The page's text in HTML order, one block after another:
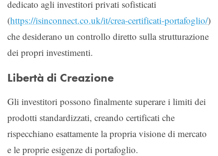
dedicato agli investitori privati sofisticati
(https://isinconnect.co.uk/it/crea-certificati-portafoglio/)
che desiderano un controllo diretto sulla strutturazione
dei propri investimenti.
Libertà di Creazione
Gli investitori possono finalmente superare i limiti dei
prodotti standardizzati, creando certificati che
rispecchiano esattamente la propria visione di mercato
e le proprie esigenze di portafoglio.